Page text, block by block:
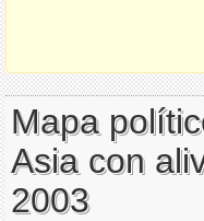
Mapa
Asia con
2003